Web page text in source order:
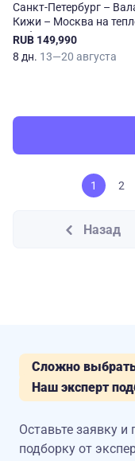
Санкт-Петербург –
Кижи – Москва на
Лебединое озеро
RUB 149,990
8 дн. 13—20 августа
1 2
Назад
Сложно
Наш эксперт
Оставьте заявку и
подборку от